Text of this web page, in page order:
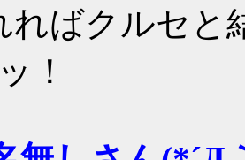
ればクルセと
！